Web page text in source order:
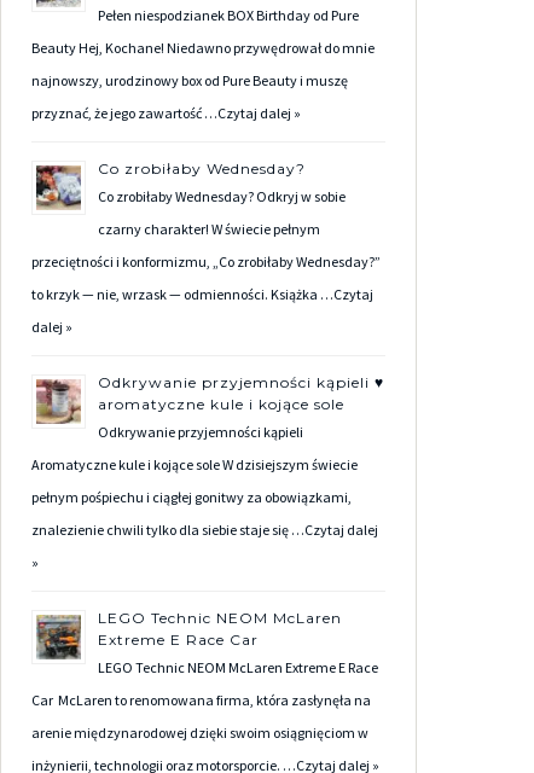
Pełen niespodzianek BOX Birthday od Pure
Beauty Hej, Kochane! Niedawno przywędrował do mnie
najnowszy, urodzinowy box od Pure Beauty i muszę
przyznać, że jego zawartość …Czytaj dalej »
Co zrobiłaby Wednesday?
Co zrobiłaby Wednesday? Odkryj w sobie
czarny charakter! W świecie pełnym
przeciętności i konformizmu, „Co zrobiłaby Wednesday?”
to krzyk — nie, wrzask — odmienności. Książka …Czytaj
dalej »
Odkrywanie przyjemności kąpieli ♥
aromatyczne kule i kojące sole
Odkrywanie przyjemności kąpieli
Aromatyczne kule i kojące sole W dzisiejszym świecie
pełnym pośpiechu i ciągłej gonitwy za obowiązkami,
znalezienie chwili tylko dla siebie staje się …Czytaj dalej
»
LEGO Technic NEOM McLaren
Extreme E Race Car
LEGO Technic NEOM McLaren Extreme E Race
Car McLaren to renomowana firma, która zasłynęła na
arenie międzynarodowej dzięki swoim osiągnięciom w
inżynierii, technologii oraz motorsporcie. …Czytaj dalej »